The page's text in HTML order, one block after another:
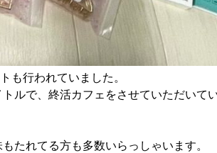
も行われていま した。
ルで、 終活カフェをさせていただいて
たれてる方も多数いらっしゃいます。